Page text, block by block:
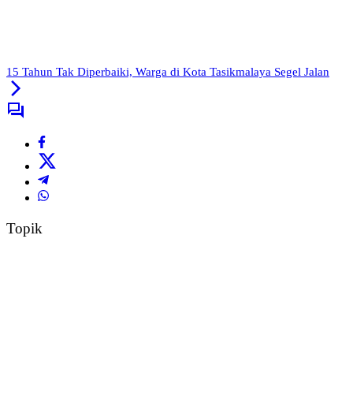
15 Tahun Tak Diperbaiki, Warga di Kota Tasikmalaya Segel Jalan
Topik